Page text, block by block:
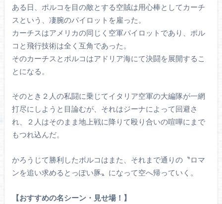
ある日、ポルコを目の敵とする空賊は用心棒としてカーチ
スという、凄腕のパイロットを雇った。
カーチスはアメリカの同じく空軍パイロットであり、ポル
コと飛行技術は全く互角であった。
そのカーチスとポルコはアドリア海にて決闘を展開するこ
とになる。
そのとき２人の私闘に乗じてイタリア空軍の大編隊が一網
打尽にしようと目論むが、それはジーナによって回避さ
れ、２人はそのまま地上戦に降りて殴り合いの喧嘩にまで
もつれ込んだ。
かろうじて勝利したポルコはまた、それまで通りの〝ロマ
ンを追い求めるとっぽい豚〟になって空へ帰っていく。
【おすすめの名シーン・見せ場！】